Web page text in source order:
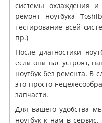
системы охлаждения и
ремонт ноутбука
тестирование всей
пр.).
После диагностики
если они вас устроят,
ноутбук без ремонта. В
это просто
запчасти.
Для вашего удобства
ноутбук к нам в